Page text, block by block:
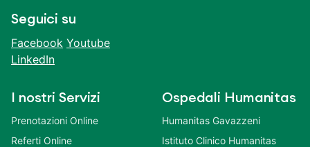
Seguici su
Facebook Youtube
LinkedIn
I nostri Servizi
Prenotazioni Online
Referti Online
Ospedali Humanitas
Humanitas Gavazzeni
Istituto Clinico Humanitas